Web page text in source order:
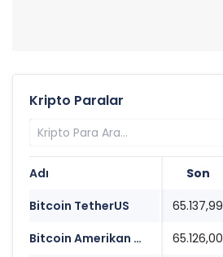
Kripto Paralar
Adı Son
Bitcoin TetherUS
65.137,99
Bitcoin Amerikan Doları
65.126,00